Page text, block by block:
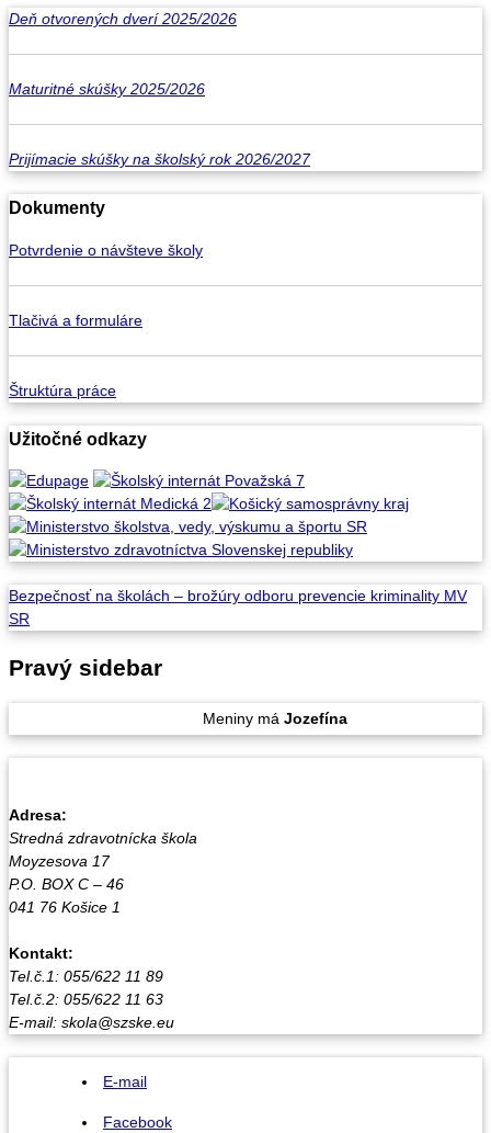
Deň otvorených dverí 2025/2026
Maturitné skúšky 2025/2026
Prijímacie skúšky na školský rok 2026/2027
Dokumenty
Potvrdenie o návšteve školy
Tlačivá a formuláre
Štruktúra práce
Užitočné odkazy
Bezpečnosť na školách – brožúry odboru prevencie kriminality MV
SR
Pravý sidebar
Meniny má Jozefína, zajtra
Adresa:
Stredná zdravotnícka škola
Moyzesova 17
P.O. BOX C – 46
041 76 Košice 1
Kontakt:
Tel.č.1: 055/622 11 89
Tel.č.2: 055/622 11 63
E-mail: skola@szske.eu
E-mail
Facebook